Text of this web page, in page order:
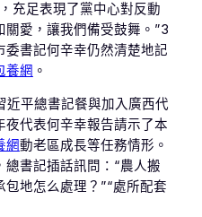
充足表現了黨中心對反動
愛，讓我們備受鼓舞。”3
委書記何辛幸仍然清楚地記
養網 。
近平總書記餐與加入廣西代
代表何辛幸報告請示了本
網動老區成長等任務情形。
總書記插話訊問：“農人搬
包地怎么處理？”“處所配套